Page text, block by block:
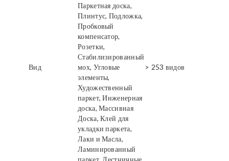
Вид
Паркетная доска,
Плинтус, Подложка,
Пробковый
компенсатор,
Розетки,
Стабилизированный
мох, Угловые
элементы,
Художественный
паркет, Инженерная
доска, Массивная
Доска, Клей для
укладки паркета,
Лаки и Масла,
Ламинированный
паркет, Лестничные
> 253 видов